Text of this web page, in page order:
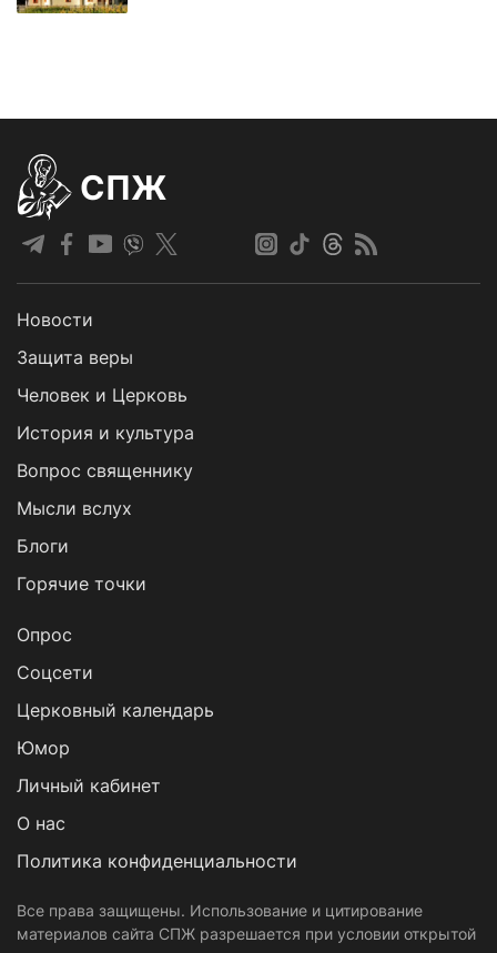
СПЖ
Новости
Защита веры
Человек и Церковь
История и культура
Вопрос священнику
Мысли вслух
Блоги
Горячие точки
Опрос
Cоцсети
Церковный календарь
Юмор
Личный кабинет
О нас
Политика конфиденциальности
Все права защищены. Использование и цитирование
материалов сайта СПЖ разрешается при условии открытой